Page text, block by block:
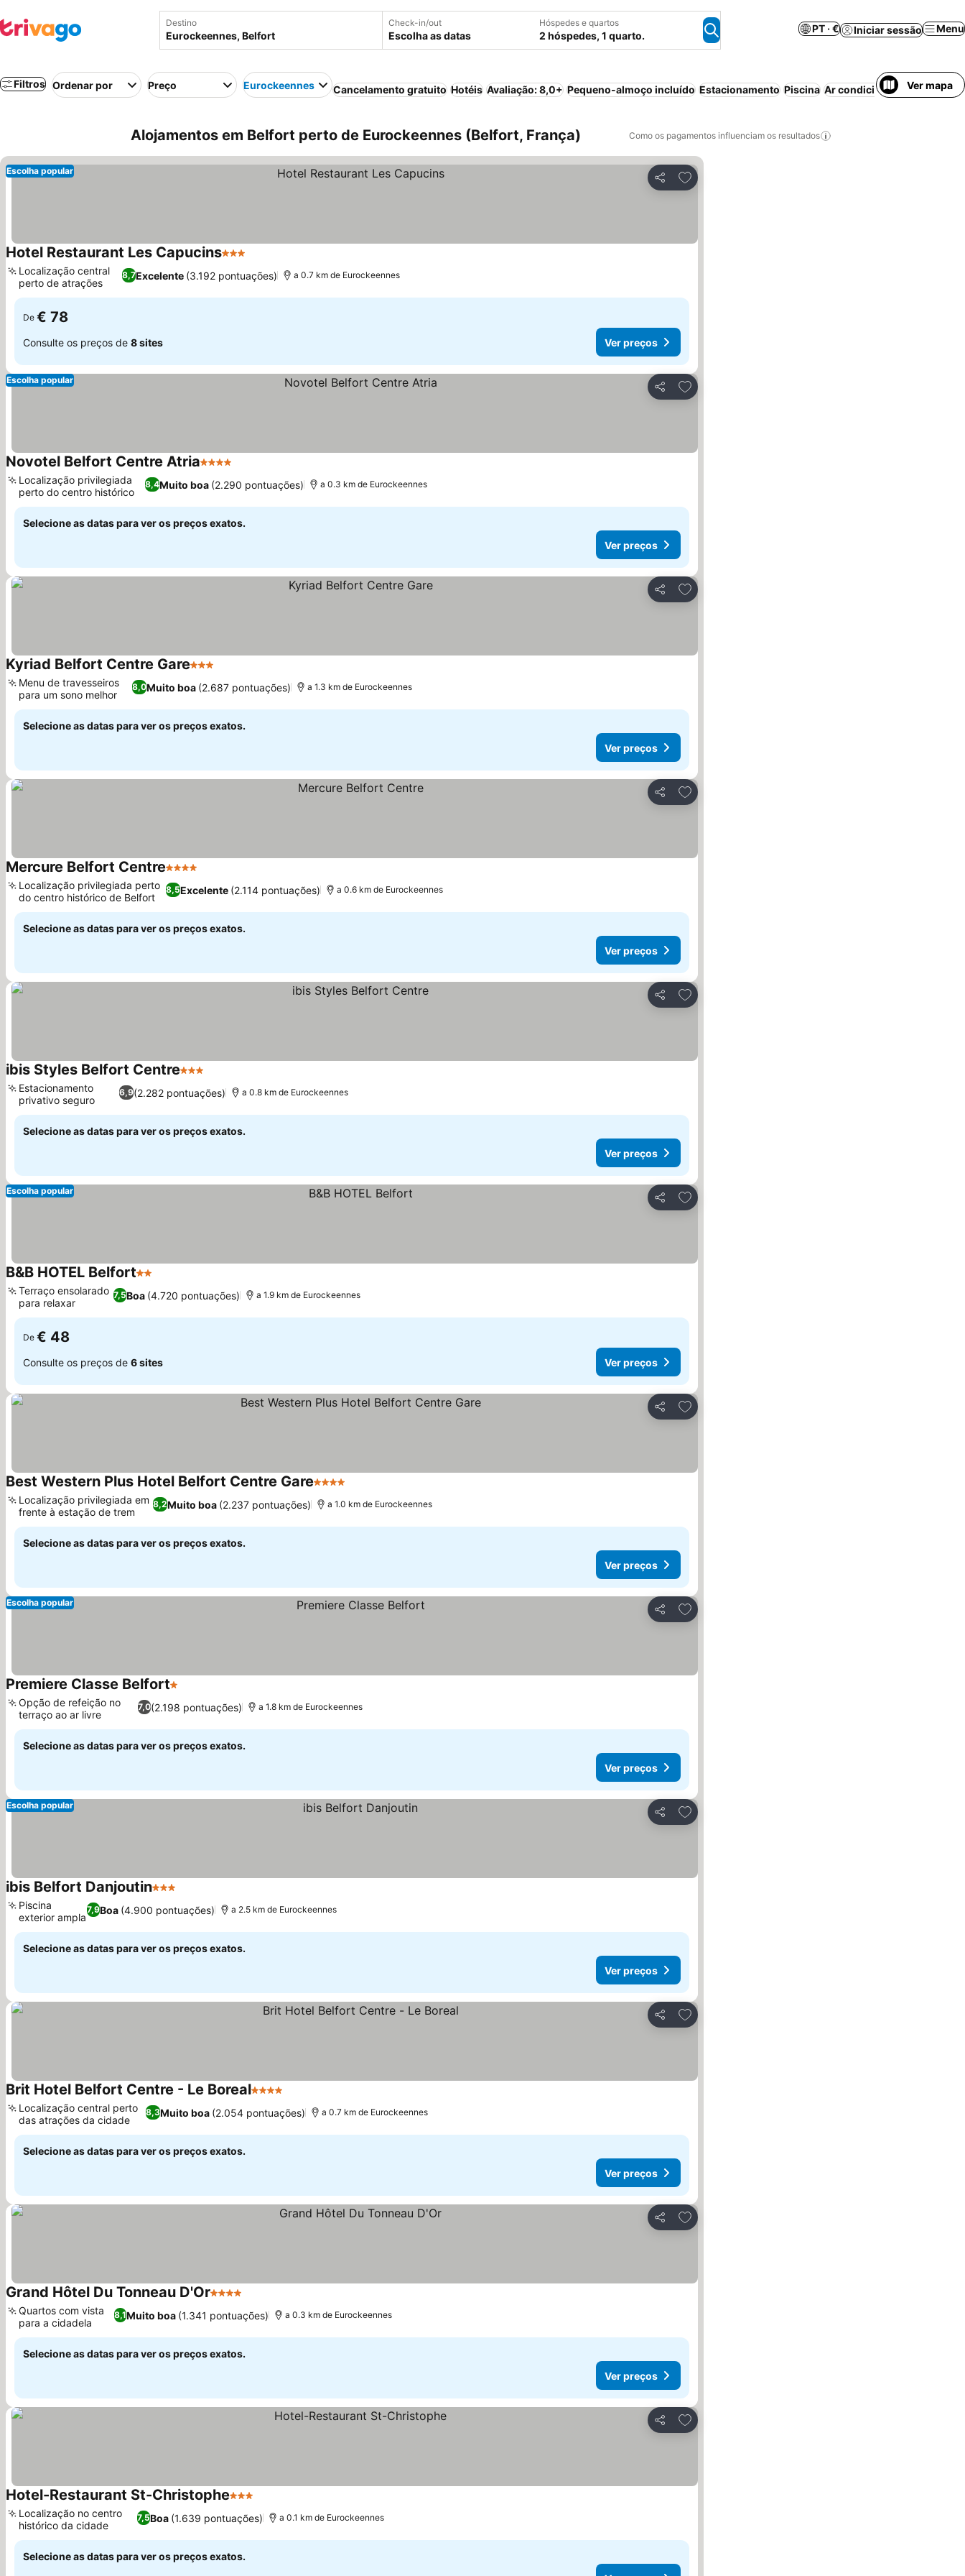
Destino Check-in/out
Escolha as datas
Hóspedes e quartos
2 hóspedes, 1 quarto.
PT · € Iniciar sessão Menu
Filtros Ordenar por Preço Eurockeennes Cancelamento gratuito Hotéis Avaliação: 8,0+ Pequeno-almoço incluído Estacionamento Piscina Ar condicionado Animais
Ver mapa
Alojamentos em Belfort perto de Eurockeennes (Belfort, França) Como os pagamentos influenciam os resultados
Partilhar
Adicionar aos favoritos
Escolha popular
Hotel Restaurant Les Capucins3 Estrelas
8,7Excelente (3.192 pontuações)
Localização central
perto de atrações
a 0.7 km de Eurockeennes
De € 78
Consulte os preços de 8 sites Ver preços
Partilhar
Adicionar aos favoritos
Escolha popular
Novotel Belfort Centre Atria4 Estrelas
8,4Muito boa (2.290 pontuações)
Localização privilegiada
perto do centro histórico
a 0.3 km de Eurockeennes
Selecione as datas para ver os preços exatos.
Ver preços
Partilhar
Adicionar aos favoritos
Kyriad Belfort Centre Gare3 Estrelas
8,0Muito boa (2.687 pontuações)
Menu de travesseiros
para um sono melhor
a 1.3 km de Eurockeennes
Selecione as datas para ver os preços exatos.
Ver preços
Partilhar
Adicionar aos favoritos
Mercure Belfort Centre4 Estrelas
8,5Excelente (2.114 pontuações)
Localização privilegiada perto
do centro histórico de Belfort
a 0.6 km de Eurockeennes
Selecione as datas para ver os preços exatos.
Ver preços
Partilhar
Adicionar aos favoritos
ibis Styles Belfort Centre3 Estrelas
6,9(2.282 pontuações)
Estacionamento
privativo seguro
a 0.8 km de Eurockeennes
Selecione as datas para ver os preços exatos.
Ver preços
Partilhar
Adicionar aos favoritos
Escolha popular
B&B HOTEL Belfort2 Estrelas
7,5Boa (4.720 pontuações)
Terraço ensolarado
para relaxar
a 1.9 km de Eurockeennes
De € 48
Consulte os preços de 6 sites Ver preços
Partilhar
Adicionar aos favoritos
Best Western Plus Hotel Belfort Centre Gare4 Estrelas
8,2Muito boa (2.237 pontuações)
Localização privilegiada em
frente à estação de trem
a 1.0 km de Eurockeennes
Selecione as datas para ver os preços exatos.
Ver preços
Partilhar
Adicionar aos favoritos
Escolha popular
Premiere Classe Belfort1 Estrelas
7,0(2.198 pontuações)
Opção de refeição no
terraço ao ar livre
a 1.8 km de Eurockeennes
Selecione as datas para ver os preços exatos.
Ver preços
Partilhar
Adicionar aos favoritos
Escolha popular
ibis Belfort Danjoutin3 Estrelas
7,9Boa (4.900 pontuações)
Piscina
exterior ampla
a 2.5 km de Eurockeennes
Selecione as datas para ver os preços exatos.
Ver preços
Partilhar
Adicionar aos favoritos
Brit Hotel Belfort Centre - Le Boreal4 Estrelas
8,3Muito boa (2.054 pontuações)
Localização central perto
das atrações da cidade
a 0.7 km de Eurockeennes
Selecione as datas para ver os preços exatos.
Ver preços
Partilhar
Adicionar aos favoritos
Grand Hôtel Du Tonneau D'Or4 Estrelas
8,1Muito boa (1.341 pontuações)
Quartos com vista
para a cidadela
a 0.3 km de Eurockeennes
Selecione as datas para ver os preços exatos.
Ver preços
Partilhar
Adicionar aos favoritos
Hotel-Restaurant St-Christophe3 Estrelas
7,5Boa (1.639 pontuações)
Localização no centro
histórico da cidade
a 0.1 km de Eurockeennes
Selecione as datas para ver os preços exatos.